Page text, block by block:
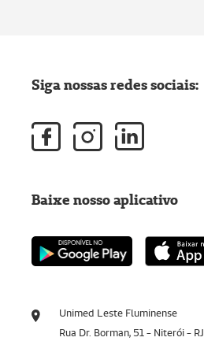
Unimed Leste Fluminense
Rua Dr. Borman, 51 - Niterói - RJ
Siga nossas redes sociais:
Baixe nosso aplicativo